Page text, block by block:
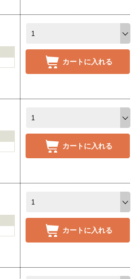
カートに入れる
カートに入れる
カートに入れる